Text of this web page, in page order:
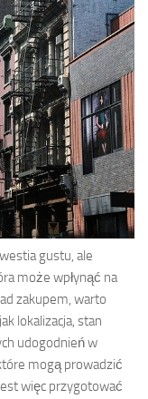
gustu, ale
może wpłynąć na
zakupem, warto
lokalizacja, stan
udogodnień w
mogą prowadzić
więc przygotować